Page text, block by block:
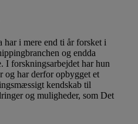
i mere end ti år forsket i
og endda
I forskningsarbejdet har hun
og har derfor opbygget et
kendskab til
og muligheder, som Det